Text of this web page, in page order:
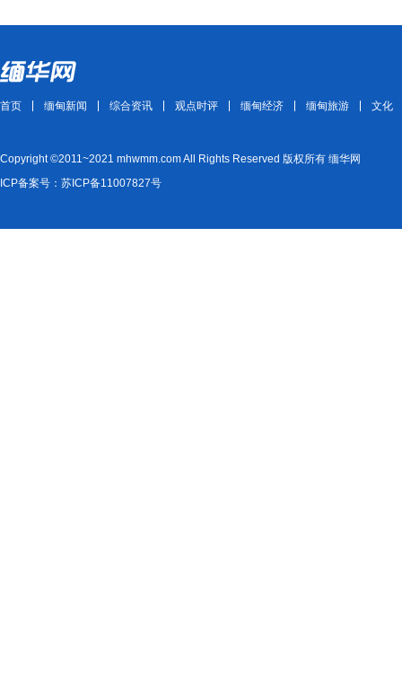
首页 缅甸新闻 综合资讯 观点时评 缅甸经济 缅甸旅游 文化
Copyright ©2011~2021 mhwmm.com All Rights Reserved 版权所有 缅华网
ICP备案号：苏ICP备11007827号